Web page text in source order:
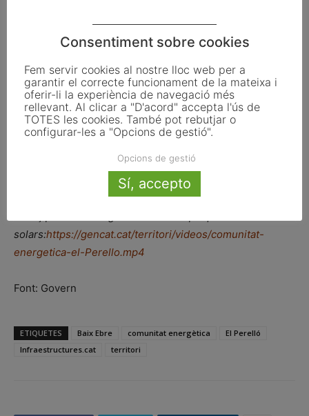
transformar el model energètic i fer-lo més democràtic:
apodera els ciutadans, que poden generar i gestionar la
seva pròpia energia. També genera estalvi econòmic en
la factura i, en la mesura que redueix la demanda
l’energia, fet que redunda en una major competitivitat del
solars:https://gencat.cat/territori/videos/comunitat-
energetica-el-Perello.mp4
Font: Govern
ETIQUETES Baix Ebre comunitat energètica
El Perelló
Infraestructures.cat
territori
Consentiment sobre cookies
Fem servir cookies al nostre lloc web per a
garantir el correcte funcionament de la mateixa i
oferir-li la experiència de navegació més
rellevant. Al clicar a "D'acord" accepta l'ús de
TOTES les cookies. També pot rebutjar o
configurar-les a "Opcions de gestió".
Opcions de gestió
Sí, accepto